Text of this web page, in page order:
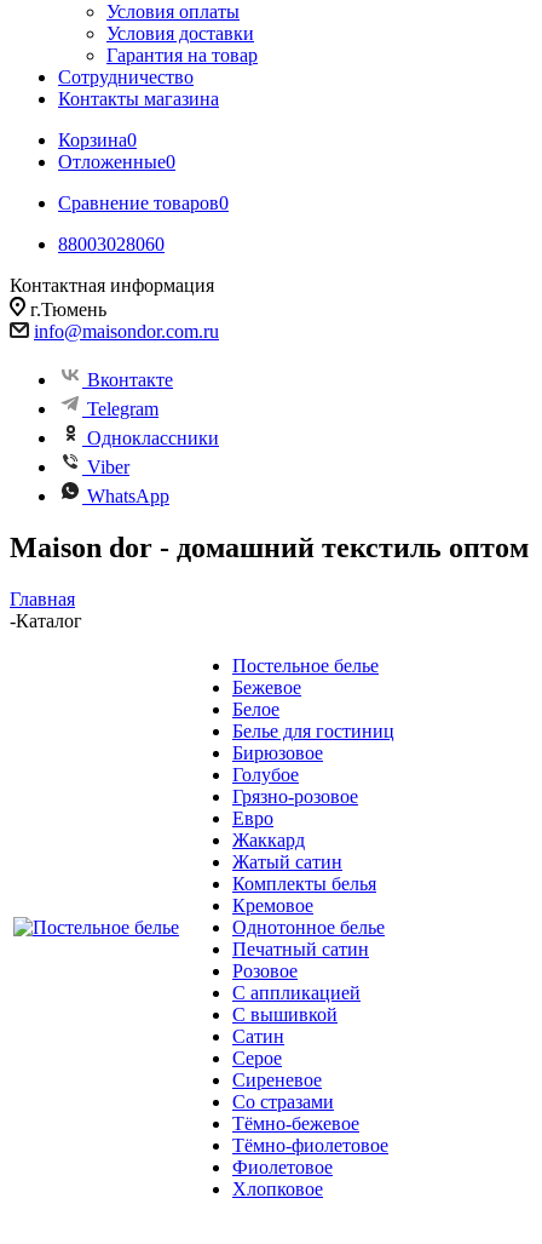
Условия оплаты
Условия доставки
Гарантия на товар
Сотрудничество
Контакты магазина
Корзина0
Отложенные0
Сравнение товаров0
88003028060
Контактная информация
г.Тюмень
info@maisondor.com.ru
Вконтакте
Telegram
Одноклассники
Viber
WhatsApp
Maison dor - домашний текстиль оптом
Главная
-Каталог
Постельное белье
Бежевое
Белое
Белье для гостиниц
Бирюзовое
Голубое
Грязно-розовое
Евро
Жаккард
Жатый сатин
Комплекты белья
Кремовое
Однотонное белье
Печатный сатин
Розовое
С аппликацией
С вышивкой
Сатин
Серое
Сиреневое
Со стразами
Тёмно-бежевое
Тёмно-фиолетовое
Фиолетовое
Хлопковое